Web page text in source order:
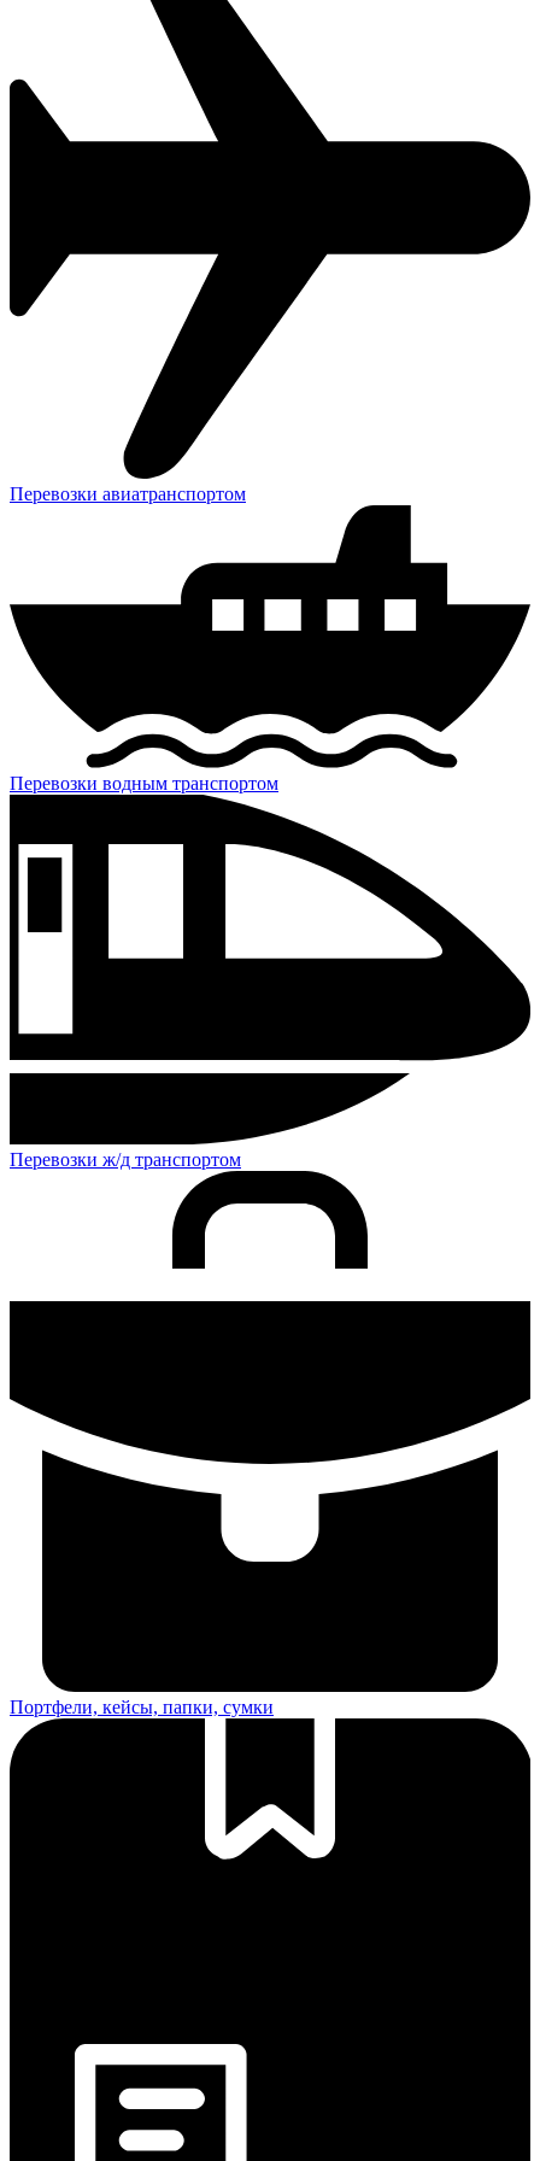
Перевозки авиатранспортом
Перевозки водным транспортом
Перевозки ж/д транспортом
Портфели, кейсы, папки, сумки